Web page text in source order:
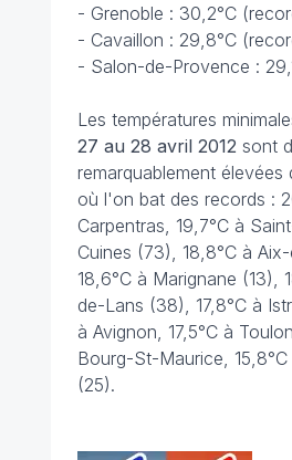
- Grenoble : 30,2°C
- Cavaillon : 29,8°C
- Salon-de-Provence :
Les températures
27 au 28 avril 2012 sont
remarquablement élevées
où l'on bat des records :
Carpentras, 19,7°C à
Cuines (73), 18,8°C à
18,6°C à Marignane (13),
de-Lans (38), 17,8°C à
à Avignon, 17,5°C à
Bourg-St-Maurice,
(25).